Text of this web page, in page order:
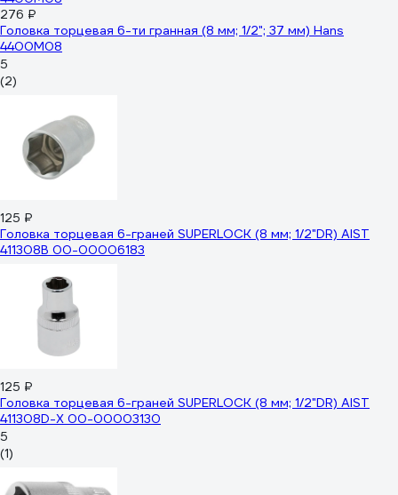
276 ₽
Головка торцевая 6-ти гранная (8 мм; 1/2"; 37 мм) Hans
4400M08
5
(2)
125 ₽
Головка торцевая 6-граней SUPERLOCK (8 мм; 1/2"DR) AIST
411308B 00-00006183
125 ₽
Головка торцевая 6-граней SUPERLOCK (8 мм; 1/2"DR) AIST
411308D-X 00-00003130
5
(1)